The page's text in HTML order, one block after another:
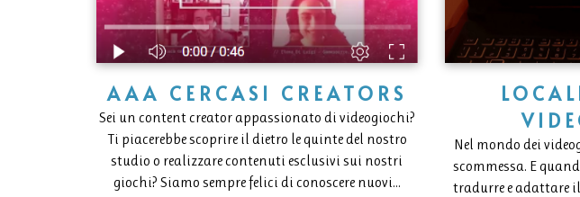
AAA CERCASI CREATORS
Sei un content creator appassionato di videogiochi?
Ti piacerebbe scoprire il dietro le quinte del nostro
studio o realizzare contenuti esclusivi sui nostri
giochi? Siamo sempre felici di conoscere nuovi…
Nel mondo dei
scommessa. E
tradurre e adattare